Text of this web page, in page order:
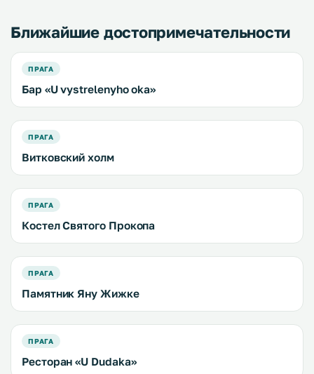
Ближайшие достопримечательности
ПРАГА
Бар «U vystrelenyho oka»
ПРАГА
Витковский холм
ПРАГА
Костел Святого Прокопа
ПРАГА
Памятник Яну Жижке
ПРАГА
Ресторан «U Dudaka»